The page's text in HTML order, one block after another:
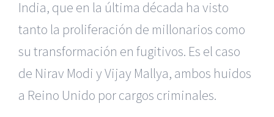
India, que en la última década ha visto
tanto la proliferación de millonarios como
su transformación en fugitivos. Es el caso
de Nirav Modi y Vijay Mallya, ambos huidos
a Reino Unido por cargos criminales.